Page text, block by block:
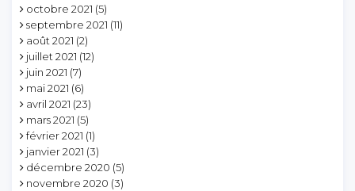
octobre 2021 (5)
septembre 2021 (11)
août 2021 (2)
juillet 2021 (12)
juin 2021 (7)
mai 2021 (6)
avril 2021 (23)
mars 2021 (5)
février 2021 (1)
janvier 2021 (3)
décembre 2020 (5)
novembre 2020 (3)